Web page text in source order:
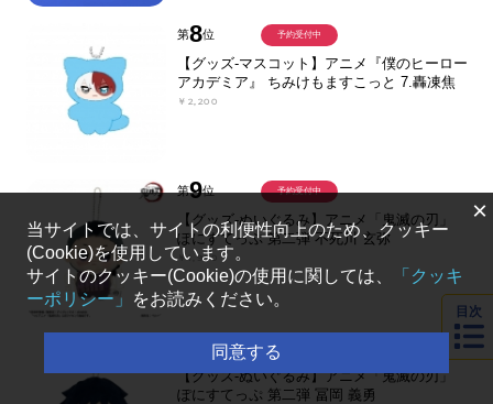
第8位
【グッズ-マスコット】アニメ『僕のヒーロー
アカデミア』 ちみけもますこっと 7.轟凍焦
￥2,200
予約受付中
第9位
【グッズ-ぬいぐるみ】アニメ「鬼滅の刃」
ぽにすてっぷ 第二弾 不死川 玄弥
￥1,980
予約受付中
10位
【グッズ-ぬいぐるみ】アニメ「鬼滅の刃」
ぽにすてっぷ 第二弾 冨岡 義勇
目次
×
当サイトでは、サイトの利便性向上のため、クッキー
(Cookie)を使用しています。
サイトのクッキー(Cookie)の使用に関しては、
「クッキ
ーポリシー」
をお読みください。
同意する